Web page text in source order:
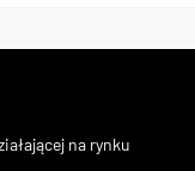
na rynku